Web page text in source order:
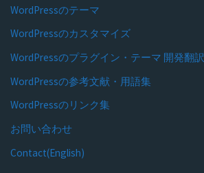
WordPressのテーマ
WordPressのカスタマイズ
WordPressのプラグイン・テーマ 開発翻訳
WordPressの参考文献・用語集
WordPressのリンク集
お問い合わせ
Contact(English)